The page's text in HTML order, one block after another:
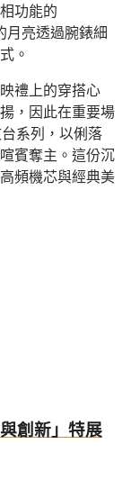
功能的
月亮透過腕錶細
。
禮上的穿搭心
，因此在重要場
系列，以俐落
賓奪主。這份沉
頻機芯與經典美
創新」特展